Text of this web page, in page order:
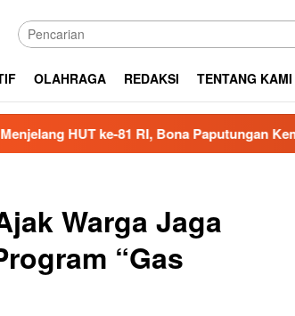
OLAHRAGA REDAKSI TENTANG KAMI
81 RI, Bona Paputungan Kembali Suarakan
Warga Jaga
“Gas